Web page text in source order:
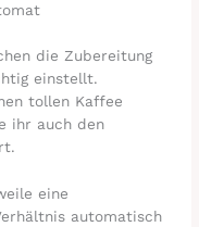
die Zubereitung
einstellt.
tollen Kaffee
ihr auch den
eine
automatisch